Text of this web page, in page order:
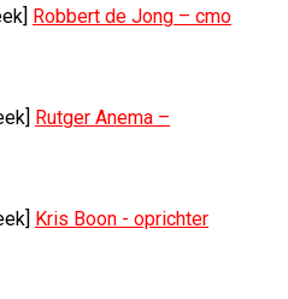
Robbert de Jong – cmo
Rutger Anema –
Kris Boon - oprichter